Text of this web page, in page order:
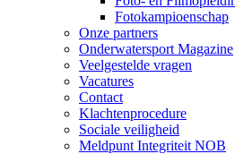
Fotokampioenschap
Onze partners
Onderwatersport Magazine
Veelgestelde vragen
Vacatures
Contact
Klachtenprocedure
Sociale veiligheid
Meldpunt Integriteit NOB